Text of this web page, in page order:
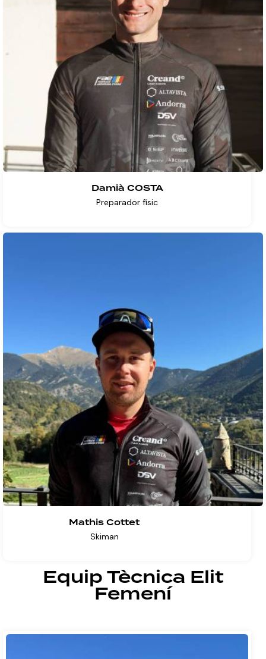
Damià COSTA
Preparador físic
Mathis Cottet
Skiman
Equip Tècnica Elit
Femení